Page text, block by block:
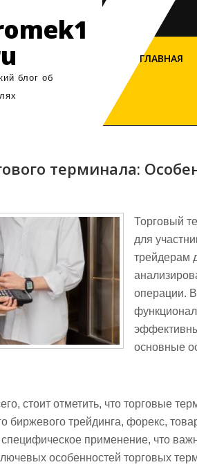
блог об
ГЛАВНАЯ
терминала:
Торговый
для
трейдерам
операции.
основные
стоит отметить, что торговые
биржевого трейдинга, форекс,
специфическое применение, что
особенностей торговых